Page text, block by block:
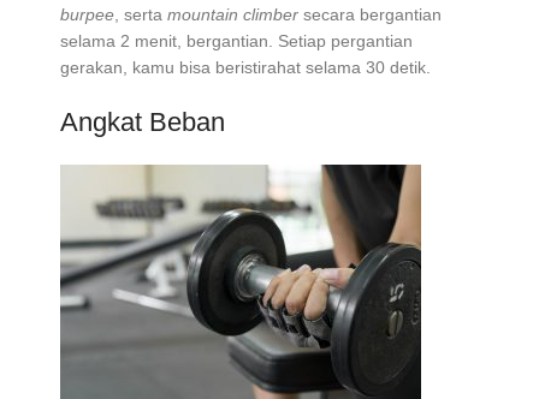
burpee , serta mountain climber secara bergantian
selama 2 menit, bergantian. Setiap pergantian
gerakan, kamu bisa beristirahat selama 30 detik.
Angkat Beban